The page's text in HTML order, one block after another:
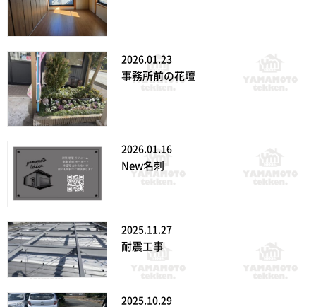
2026.01.23
事務所前の花壇
2026.01.16
New名刺
2025.11.27
耐震工事
2025.10.29